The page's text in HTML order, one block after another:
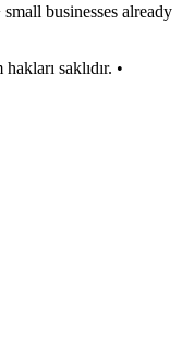
businesses already
saklıdır. •